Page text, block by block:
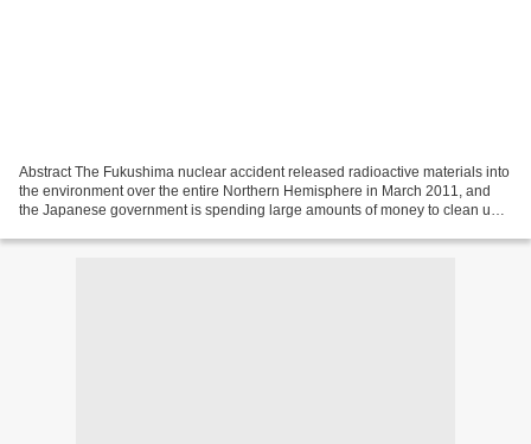
Abstract The Fukushima nuclear accident released radioactive materials into
the environment over the entire Northern Hemisphere in March 2011, and
the Japanese government is spending large amounts of money to clean up